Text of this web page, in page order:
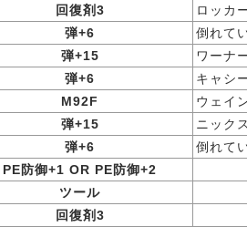
回復剤3
ロッカ
弾+6
倒れて
弾+15
ワーナ
弾+6
キャシ
M92F
ウェイ
弾+15
ニック
弾+6
倒れて
PE防御+1 OR PE防御+2
ツール
回復剤3